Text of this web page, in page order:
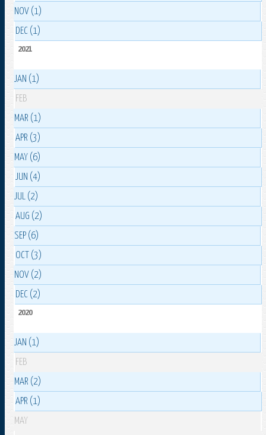
NOV (1)
DEC (1)
2021
JAN (1)
FEB
MAR (1)
APR (3)
MAY (6)
JUN (4)
JUL (2)
AUG (2)
SEP (6)
OCT (3)
NOV (2)
DEC (2)
2020
JAN (1)
FEB
MAR (2)
APR (1)
MAY